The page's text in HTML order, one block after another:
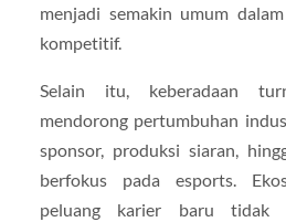
menjadi semakin umum
kompetitif.
Selain itu, keberadaan
mendorong pertumbuhan
sponsor, produksi siaran,
berfokus pada esports.
peluang karier baru tidak